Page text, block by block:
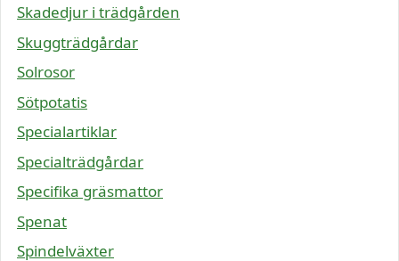
Skadedjur i trädgården
Skuggträdgårdar
Solrosor
Sötpotatis
Specialartiklar
Specialträdgårdar
Specifika gräsmattor
Spenat
Spindelväxter